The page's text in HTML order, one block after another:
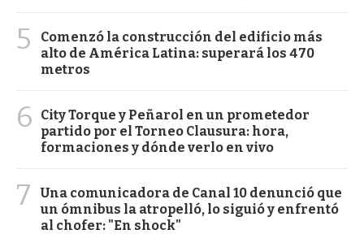
5
Comenzó la construcción del edificio más
alto de América Latina: superará los 470
metros
6
City Torque y Peñarol en un prometedor
partido por el Torneo Clausura: hora,
formaciones y dónde verlo en vivo
7
Una comunicadora de Canal 10 denunció que
un ómnibus la atropelló, lo siguió y enfrentó
al chofer: "En shock"